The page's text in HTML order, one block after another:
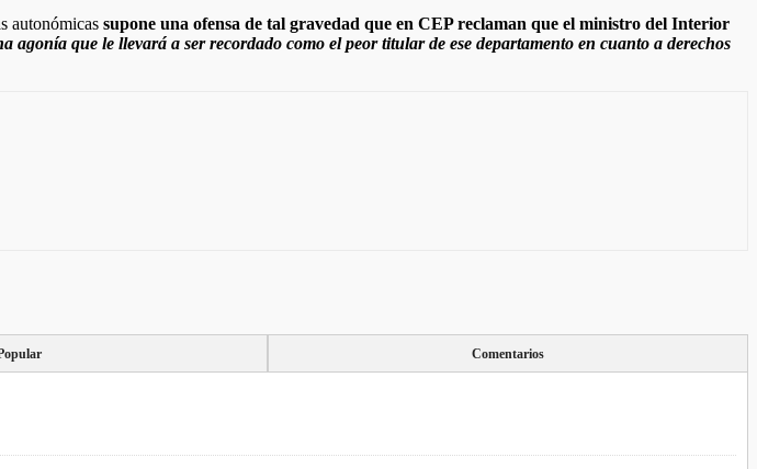
autonómicas supone una ofensa de tal gravedad que en CEP reclaman que el ministro del Interior
que le llevará a ser recordado como el peor titular de ese departamento en cuanto a derechos
Comentarios